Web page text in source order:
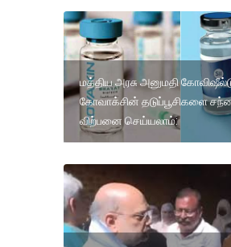
மத்திய அரசு அனுமதி
கோவாக்சின் தடுப்பூசிகளை
விற்பனை செய்யலாம்: